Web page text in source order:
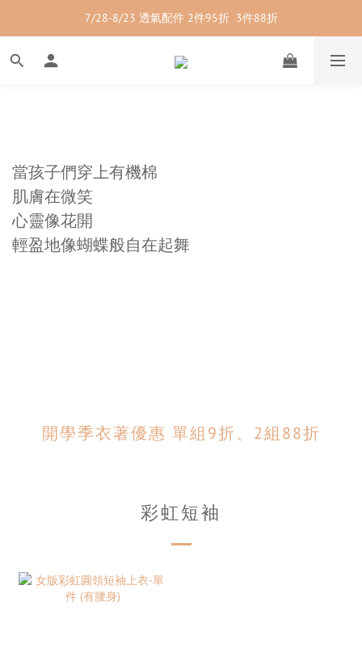
7/28-8/23 紳士內著 2件9折
7/28-8/23 透氣配件 2件95折  3件88折
7/28-8/23 紳士內著 2件9折
當孩子們穿上有機棉
肌膚在微笑
心靈像花開
輕盈地像蝴蝶般自在起舞
開學季衣著優惠 單組9折、2組88折
彩虹短袖